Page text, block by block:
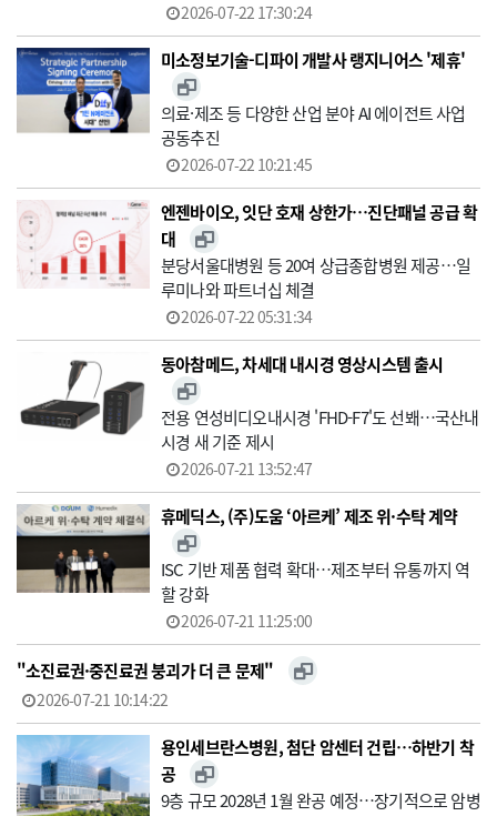
2026-07-22 17:30:24
미소정보기술-디파이 개발사 랭지니어스 '제휴'
의료·제조 등 다양한 산업 분야 AI 에이전트 사업
공동추진
2026-07-22 10:21:45
엔젠바이오, 잇단 호재 상한가…진단패널 공급 확
대
분당서울대병원 등 20여 상급종합병원 제공…일
루미나와 파트너십 체결
2026-07-22 05:31:34
동아참메드, 차세대 내시경 영상시스템 출시
전용 연성비디오내시경 'FHD-F7'도 선봬…국산내
시경 새 기준 제시
2026-07-21 13:52:47
휴메딕스, (주)도움 ‘아르케’ 제조 위·수탁 계약
ISC 기반 제품 협력 확대…제조부터 유통까지 역
할 강화
2026-07-21 11:25:00
"소진료권·중진료권 붕괴가 더 큰 문제"
2026-07-21 10:14:22
용인세브란스병원, 첨단 암센터 건립…하반기 착
공
9층 규모 2028년 1월 완공 예정…장기적으로 암병